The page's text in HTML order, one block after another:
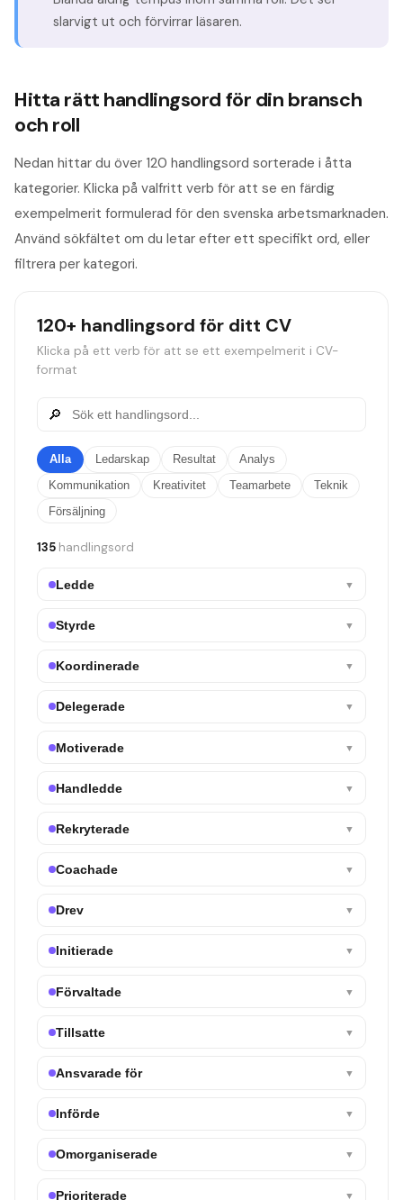
slarvigt ut och förvirrar läsaren.
Hitta rätt handlingsord för din bransch
och roll
Nedan hittar du över 120 handlingsord sorterade i åtta
kategorier. Klicka på valfritt verb för att se en färdig
exempelmerit formulerad för den svenska arbetsmarknaden.
Använd sökfältet om du letar efter ett specifikt ord, eller
filtrera per kategori.
120+ handlingsord för ditt CV
Klicka på ett verb för att se ett exempelmerit i CV-
format
🔎
Alla Ledarskap Resultat
Analys
Kommunikation
Kreativitet Teamarbete
Teknik
Försäljning
135 handlingsord
Ledde ▼
Styrde ▼
Koordinerade ▼
Delegerade ▼
Motiverade ▼
Handledde ▼
Rekryterade ▼
Coachade ▼
Drev ▼
Initierade ▼
Förvaltade ▼
Tillsatte ▼
Ansvarade för ▼
Införde ▼
Omorganiserade ▼
Prioriterade ▼